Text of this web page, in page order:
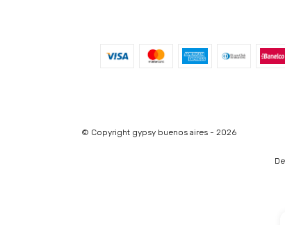
© Copyright gypsy buenos aires - 2026